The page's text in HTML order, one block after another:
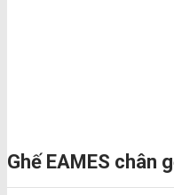
Ghế EAMES chân